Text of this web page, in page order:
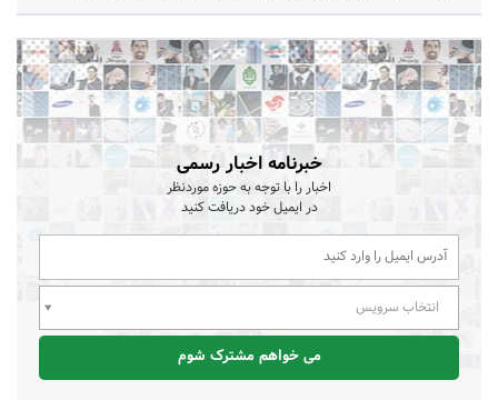
خبرنامه اخبار رسمی
اخبار را با توجه به حوزه موردنظر
در ایمیل خود دریافت کنید
انتخاب سرویس
می خواهم مشترک شوم